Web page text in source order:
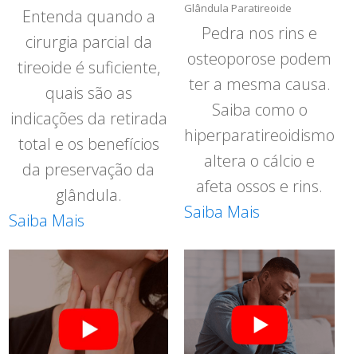
Entenda quando a
cirurgia parcial da
tireoide é suficiente,
quais são as
indicações da retirada
total e os benefícios
da preservação da
glândula.
Saiba Mais
Glândula Paratireoide
Pedra nos rins e
osteoporose podem
ter a mesma causa.
Saiba como o
hiperparatireoidismo
altera o cálcio e
afeta ossos e rins.
Saiba Mais